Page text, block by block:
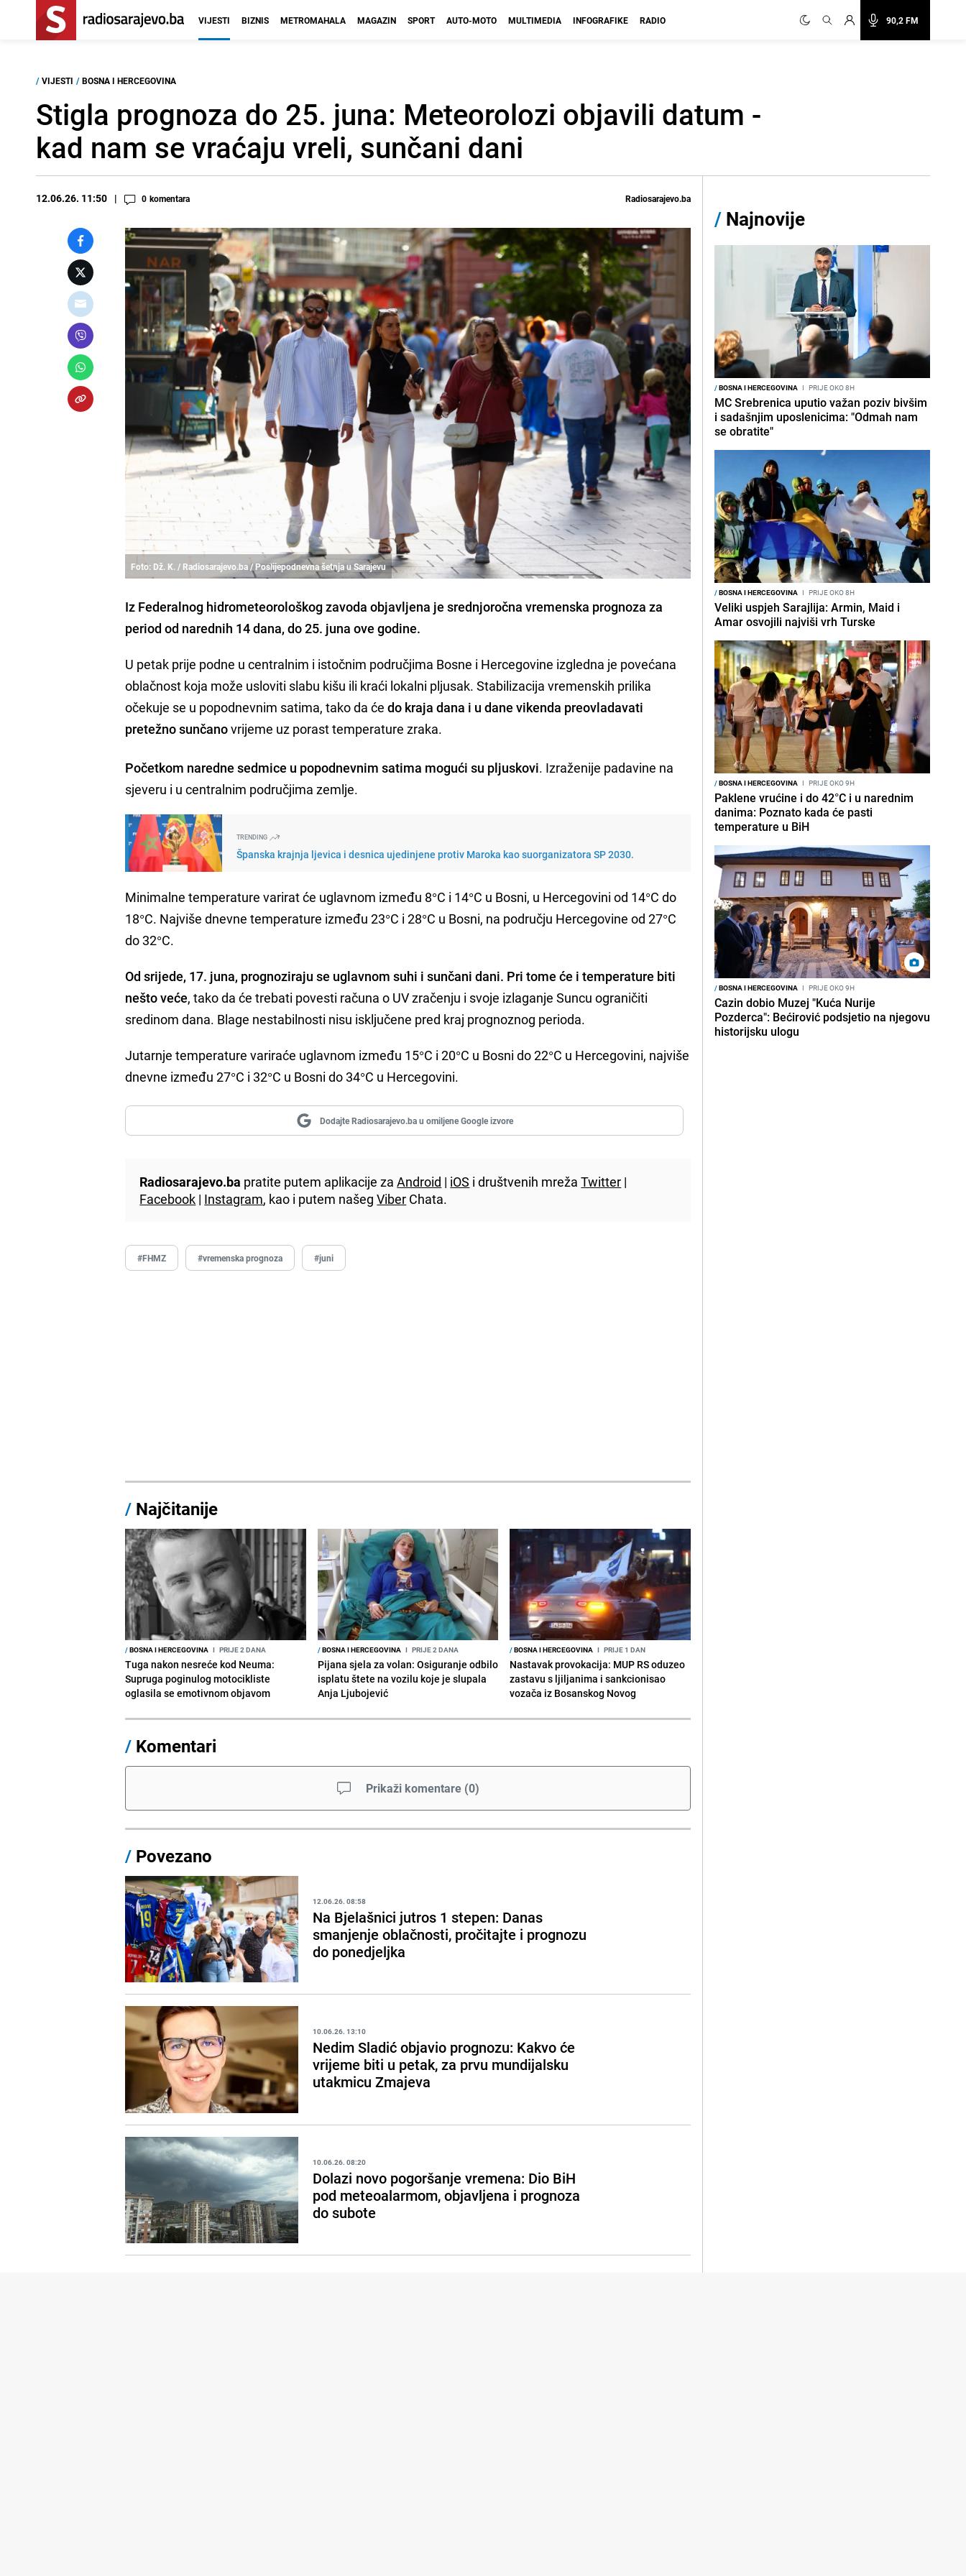
90,2 FM
VIJESTI BIZNIS METROMAHALA MAGAZIN SPORT AUTO-MOTO MULTIMEDIA INFOGRAFIKE RADIO
/ VIJESTI / BOSNA I HERCEGOVINA
Stigla prognoza do 25. juna: Meteorolozi objavili datum -
kad nam se vraćaju vreli, sunčani dani
12.06.26. 11:50 0 komentara Radiosarajevo.ba
Foto: Dž. K. / Radiosarajevo.ba / Poslijepodnevna šetnja u Sarajevu
Iz Federalnog hidrometeorološkog zavoda objavljena je srednjoročna vremenska prognoza za
period od narednih 14 dana, do 25. juna ove godine.
U petak prije podne u centralnim i istočnim područjima Bosne i Hercegovine izgledna je povećana
oblačnost koja može usloviti slabu kišu ili kraći lokalni pljusak. Stabilizacija vremenskih prilika
očekuje se u popodnevnim satima, tako da ćedo kraja dana i u dane vikenda preovladavati
pretežno sunčanovrijeme uz porast temperature zraka.
Početkom naredne sedmice u popodnevnim satima mogući su pljuskovi. Izraženije padavine na
sjeveru i u centralnim područjima zemlje.
TRENDING
Španska krajnja ljevica i desnica ujedinjene protiv Maroka kao suorganizatora SP 2030.
Minimalne temperature varirat će uglavnom između 8°C i 14°C u Bosni, u Hercegovini od 14°C do
18°C. Najviše dnevne temperature između 23°C i 28°C u Bosni, na području Hercegovine od 27°C
do 32°C.
Od srijede, 17. juna, prognoziraju se uglavnom suhi i sunčani dani. Pri tome će i temperature biti
nešto veće, tako da će trebati povesti računa o UV zračenju i svoje izlaganje Suncu ograničiti
sredinom dana. Blage nestabilnosti nisu isključene pred kraj prognoznog perioda.
Jutarnje temperature variraće uglavnom između 15°C i 20°C u Bosni do 22°C u Hercegovini, najviše
dnevne između 27°C i 32°C u Bosni do 34°C u Hercegovini.
Dodajte Radiosarajevo.ba u omiljene Google izvore
Radiosarajevo.ba pratite putem aplikacije zaAndroid | iOS i društvenih mrežaTwitter |
Facebook | Instagram, kao i putem našegViber Chata.
#FHMZ #vremenska prognoza #juni
/ Najčitanije
/BOSNA I HERCEGOVINA I PRIJE 2 DANA
Tuga nakon nesreće kod Neuma:
Supruga poginulog motocikliste
oglasila se emotivnom objavom
/BOSNA I HERCEGOVINA I PRIJE 2 DANA
Pijana sjela za volan: Osiguranje odbilo
isplatu štete na vozilu koje je slupala
Anja Ljubojević
/BOSNA I HERCEGOVINA I PRIJE 1 DAN
Nastavak provokacija: MUP RS oduzeo
zastavu s ljiljanima i sankcionisao
vozača iz Bosanskog Novog
/ Komentari
Prikaži komentare (0)
/ Povezano
12.06.26. 08:58
Na Bjelašnici jutros 1 stepen: Danas
smanjenje oblačnosti, pročitajte i prognozu
do ponedjeljka
10.06.26. 13:10
Nedim Sladić objavio prognozu: Kakvo će
vrijeme biti u petak, za prvu mundijalsku
utakmicu Zmajeva
10.06.26. 08:20
Dolazi novo pogoršanje vremena: Dio BiH
pod meteoalarmom, objavljena i prognoza
do subote
/ Najnovije
/BOSNA I HERCEGOVINA I PRIJE OKO 8H
MC Srebrenica uputio važan poziv bivšim
i sadašnjim uposlenicima: "Odmah nam
se obratite"
/BOSNA I HERCEGOVINA I PRIJE OKO 8H
Veliki uspjeh Sarajlija: Armin, Maid i
Amar osvojili najviši vrh Turske
/BOSNA I HERCEGOVINA I PRIJE OKO 9H
Paklene vrućine i do 42°C i u narednim
danima: Poznato kada će pasti
temperature u BiH
/BOSNA I HERCEGOVINA I PRIJE OKO 9H
Cazin dobio Muzej "Kuća Nurije
Pozderca": Bećirović podsjetio na njegovu
historijsku ulogu